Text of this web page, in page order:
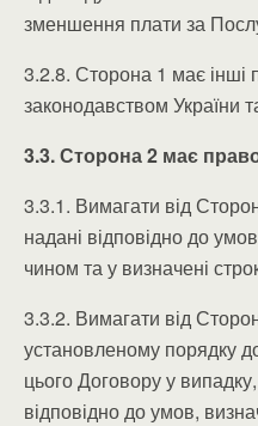
зменшення плати за
3.2.8. Сторона 1 має інші
законодавством України
3.3. Сторона 2 має
3.3.1. Вимагати від
надані відповідно до
чином та у визначені
3.3.2. Вимагати від
установленому порядку
цього Договору у
відповідно до умов,